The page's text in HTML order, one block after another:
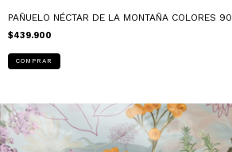
PAÑUELO NÉCTAR DE LA MONTAÑA COLORES 90
$439.900